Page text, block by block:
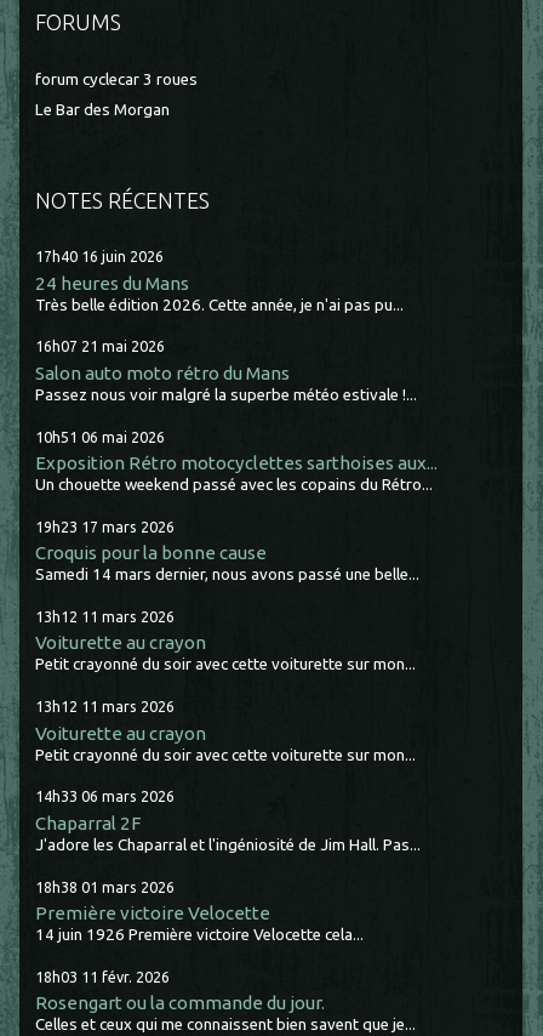
FORUMS
forum cyclecar 3 roues
Le Bar des Morgan
NOTES RÉCENTES
17h40 16 juin 2026
24 heures du Mans
Très belle édition 2026. Cette année, je n'ai pas pu...
16h07 21 mai 2026
Salon auto moto rétro du Mans
Passez nous voir malgré la superbe météo estivale !...
10h51 06 mai 2026
Exposition Rétro motocyclettes sarthoises aux...
Un chouette weekend passé avec les copains du Rétro...
19h23 17 mars 2026
Croquis pour la bonne cause
Samedi 14 mars dernier, nous avons passé une belle...
13h12 11 mars 2026
Voiturette au crayon
Petit crayonné du soir avec cette voiturette sur mon...
13h12 11 mars 2026
Voiturette au crayon
Petit crayonné du soir avec cette voiturette sur mon...
14h33 06 mars 2026
Chaparral 2F
J'adore les Chaparral et l'ingéniosité de Jim Hall. Pas...
18h38 01 mars 2026
Première victoire Velocette
14 juin 1926 Première victoire Velocette cela...
18h03 11 févr. 2026
Rosengart ou la commande du jour.
Celles et ceux qui me connaissent bien savent que je...